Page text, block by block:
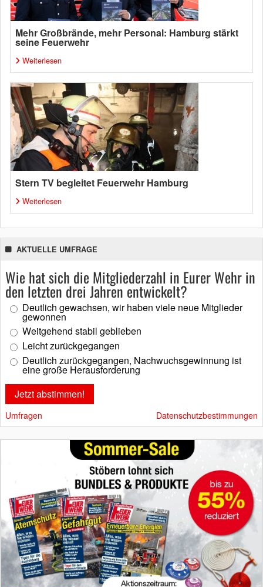
Mehr Großbrände, mehr Personal: Hamburg stärkt
seine Feuerwehr
Weiterlesen
Stern TV begleitet Feuerwehr Hamburg
Weiterlesen
AKTUELLE UMFRAGE
Wie hat sich die Mitgliederzahl in Eurer Wehr in
den letzten drei Jahren entwickelt?
Deutlich gewachsen, wir haben viele neue Mitglieder
gewonnen
Weitgehend stabil geblieben
Leicht zurückgegangen
Deutlich zurückgegangen, Nachwuchsgewinnung ist
eine große Herausforderung
Umfragen Datenschutzbestimmungen